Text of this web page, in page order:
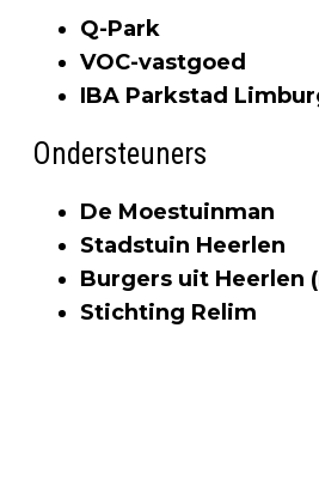
Q-Park
VOC-vastgoed
IBA Parkstad
Ondersteuners
De Moestuinman
Stadstuin Heerlen
Burgers uit Heerlen
Stichting Relim